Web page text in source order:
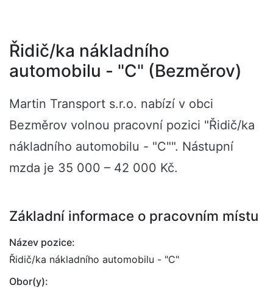
Řidič/ka nákladního
automobilu - "C" (Bezměrov)
Martin Transport s.r.o. nabízí v obci
Bezměrov volnou pracovní pozici "Řidič/ka
nákladního automobilu - "C"". Nástupní
mzda je 35 000 – 42 000 Kč.
Základní informace o pracovním místu
Název pozice:
Řidič/ka nákladního automobilu - "C"
Obor(y):